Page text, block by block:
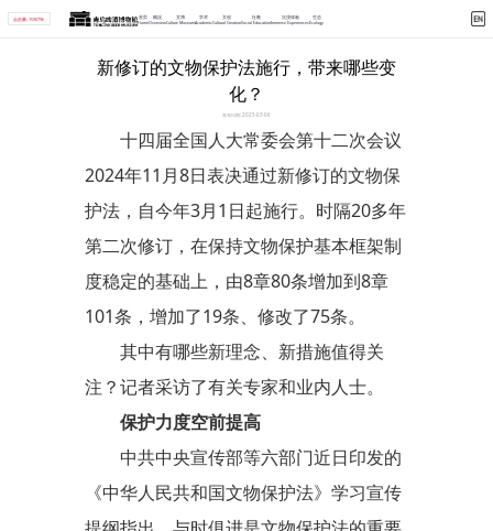
首页
Home
概况
Overview
文博
Culture Museum
学术
Academic
文创
Cultural Creation
社教
Social Education
沉浸体验
Immerse Experiences
生态
Ecology
点击量: 1590796
新修订的文物保护法施行，带来哪些变
化？
发布日期: 2025-03-06
十四届全国人大常委会第十二次会议
2024年11月8日表决通过新修订的文物保
护法，自今年3月1日起施行。时隔20多年
第二次修订，在保持文物保护基本框架制
度稳定的基础上，由8章80条增加到8章
101条，增加了19条、修改了75条。
其中有哪些新理念、新措施值得关
注？记者采访了有关专家和业内人士。
保护力度空前提高
中共中央宣传部等六部门近日印发的
《中华人民共和国文物保护法》学习宣传